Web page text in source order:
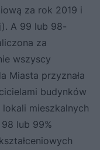
za rok 2019 i
A 99 lub 98-
za
wszyscy
Miasta przyznała
budynków
mieszkalnych
lub 99%